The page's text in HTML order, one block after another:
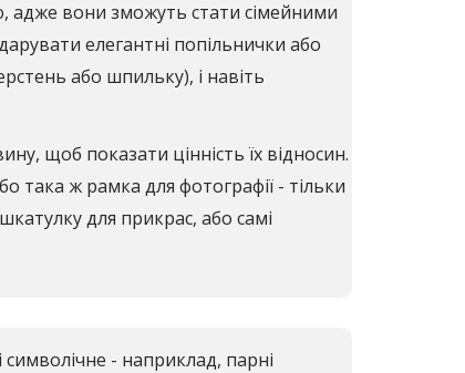
адже вони зможуть стати сімейними
елегантні попільнички або
або шпильку), і навіть
щоб показати цінність їх відносин.
така ж рамка для фотографії - тільки
для прикрас, або самі
- наприклад, парні